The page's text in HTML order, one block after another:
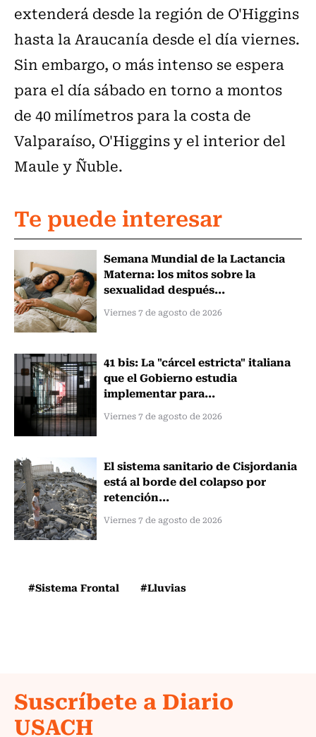
extenderá desde la región de O'Higgins
hasta la Araucanía desde el día viernes.
Sin embargo, o más intenso se espera
para el día sábado en torno a montos
de 40 milímetros para la costa de
Valparaíso, O'Higgins y el interior del
Maule y Ñuble.
Te puede interesar
Semana Mundial de la Lactancia
Materna: los mitos sobre la
sexualidad después...
Viernes 7 de agosto de 2026
41 bis: La "cárcel estricta" italiana
que el Gobierno estudia
implementar para...
Viernes 7 de agosto de 2026
El sistema sanitario de Cisjordania
está al borde del colapso por
retención...
Viernes 7 de agosto de 2026
#Sistema Frontal #Lluvias